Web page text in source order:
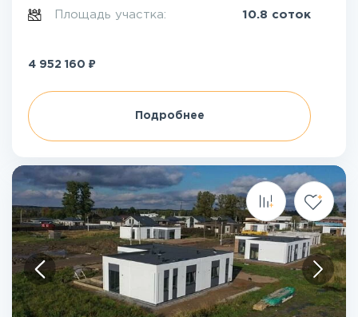
Площадь участка: 10.8 соток
4 952 160 ₽
Подробнее